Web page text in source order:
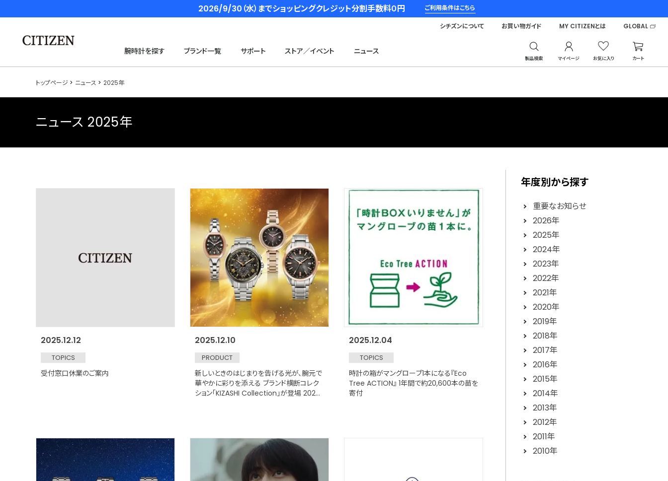
2026/9/30（水）までショッピングクレジット分割手数料０円 ご利用条件はこちら
腕時計を探す ブランド一覧 サポート ストア／イベント ニュース
製品検索 マイページ お気に入り カート
シチズンについて お買い物ガイド MY CITIZENとは GLOBAL
トップページ ニュース 2025年
ニュース 2025年
2025.12.12
TOPICS
受付窓口休業のご案内
2025.12.10
PRODUCT
新しいときのはじまりを告げる光が、腕元で
華やかに彩りを添える ブランド横断コレク
ション「KIZASHI Collection」が登場 2026
2025.12.04
TOPICS
時計の箱がマングローブ1本になる『Eco
Tree ACTION』 1年間で約20,600本の苗を
寄付
年度別から探す
重要なお知らせ
2026年
2025年
2024年
2023年
2022年
2021年
2020年
2019年
2018年
2017年
2016年
2015年
2014年
2013年
2012年
2011年
2010年